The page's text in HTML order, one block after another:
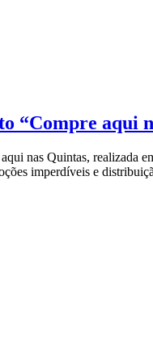
“Compre aqui
nas Quintas, realizada
imperdíveis e